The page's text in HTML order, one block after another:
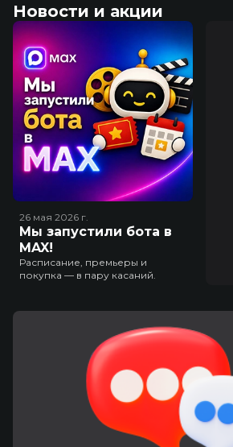
Новости и акции
26 мая 2026 г.
Мы запустили бота в
MAX!
Расписание, премьеры и
покупка — в пару касаний.